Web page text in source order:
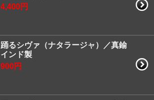
4,400円
踊るシヴァ（ナタラージャ）／真鍮
インド製
900円